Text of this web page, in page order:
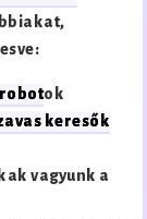
ok
keresők
vagyunk a